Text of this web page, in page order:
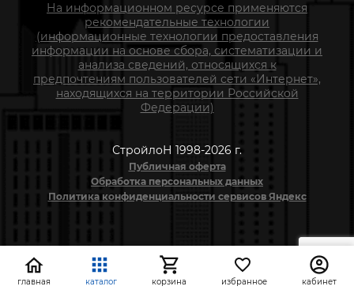
На информационном ресурсе применяются
рекомендательные технологии
(информационные технологии предоставления
информации на основе сбора, систематизации и
анализа сведений, относящихся к
предпочтениям пользователей сети «Интернет»,
находящихся на территории Российской
Федерации)
СтройлоН 1998-2026 г.
Публичная оферта
Обработка персональных данных
Политика конфиденциальности сервисов Яндекс
главная каталог корзина избранное кабинет